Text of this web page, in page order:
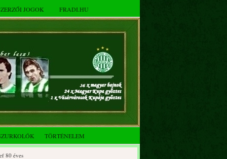
JOGOK FRADI.HU
TÖRTÉNELEM